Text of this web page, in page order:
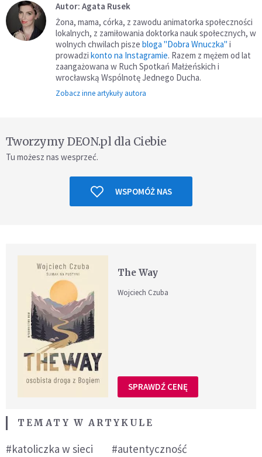
Autor: Agata Rusek
Żona, mama, córka, z zawodu animatorka społeczności
lokalnych, z zamiłowania doktorka nauk społecznych, w
wolnych chwilach pisze bloga "Dobra Wnuczka" i
prowadzi konto na Instagramie. Razem z mężem od lat
zaangażowana w Ruch Spotkań Małżeńskich i
wrocławską Wspólnotę Jednego Ducha.
Zobacz inne artykuły autora
Tworzymy DEON.pl dla Ciebie
Tu możesz nas wesprzeć.
WSPOMÓŻ NAS
The Way
Wojciech Czuba
SPRAWDŹ CENĘ
TEMATY W ARTYKULE
#katoliczka w sieci
#autentyczność